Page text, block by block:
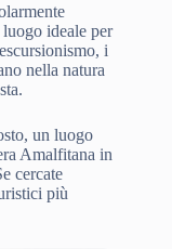
ideale per
i
nella natura
un luogo
Amalfitana in
cercate
più